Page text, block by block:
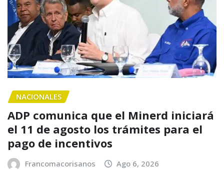
NACIONALES
ADP comunica que el Minerd iniciará
el 11 de agosto los trámites para el
pago de incentivos
Francomacorisanos Ago 6, 2026